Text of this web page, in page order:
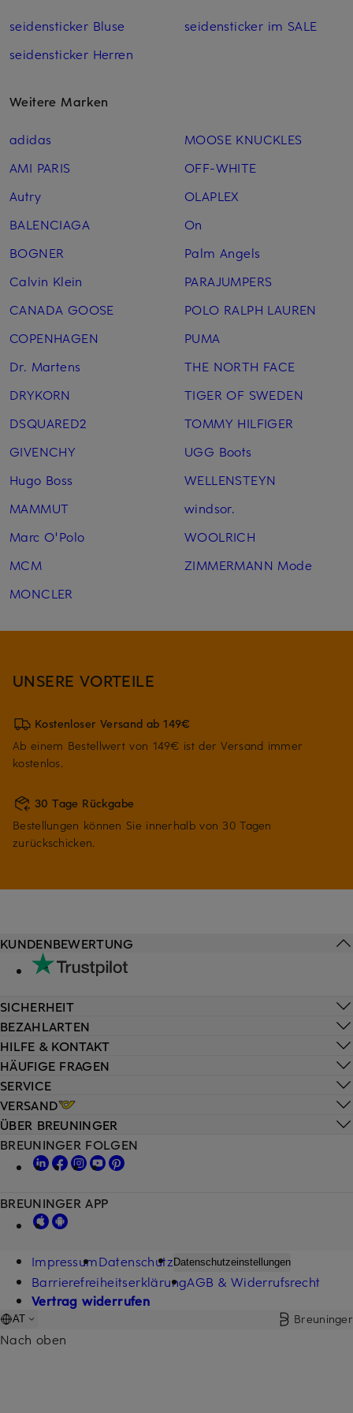
seidensticker Bluse
seidensticker Herren
seidensticker im SALE
Weitere Marken
adidas
AMI PARIS
Autry
BALENCIAGA
BOGNER
Calvin Klein
CANADA GOOSE
COPENHAGEN
Dr. Martens
DRYKORN
DSQUARED2
GIVENCHY
Hugo Boss
MAMMUT
Marc O'Polo
MCM
MONCLER
MOOSE KNUCKLES
OFF-WHITE
OLAPLEX
On
Palm Angels
PARAJUMPERS
POLO RALPH LAUREN
PUMA
THE NORTH FACE
TIGER OF SWEDEN
TOMMY HILFIGER
UGG Boots
WELLENSTEYN
windsor.
WOOLRICH
ZIMMERMANN Mode
UNSERE VORTEILE
Kostenloser Versand ab 149€
Ab einem Bestellwert von 149€ ist der Versand immer
kostenlos.
30 Tage Rückgabe
Bestellungen können Sie innerhalb von 30 Tagen
zurückschicken.
HILFE & KONTAKT
HÄUFIGE FRAGEN
SERVICE
VERSAND
KUNDENBEWERTUNG
SICHERHEIT
BEZAHLARTEN
ÜBER BREUNINGER
BREUNINGER FOLGEN
BREUNINGER APP
ImpressumDatenschutz Datenschutzeinstellungen
BarrierefreiheitserklärungAGB & Widerrufsrecht
Vertrag widerrufen
AT Breuninger
Nach oben